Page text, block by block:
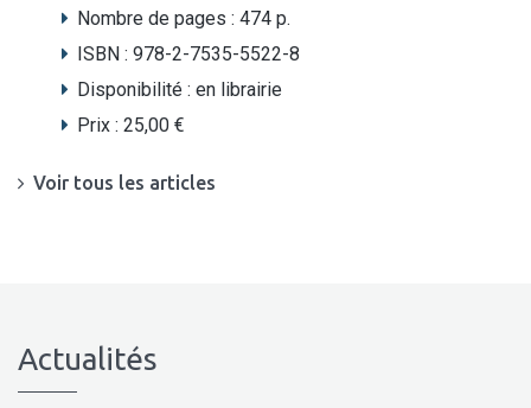
Nombre de pages : 474 p.
ISBN : 978-2-7535-5522-8
Disponibilité : en librairie
Prix : 25,00 €
Voir tous les articles
Actualités